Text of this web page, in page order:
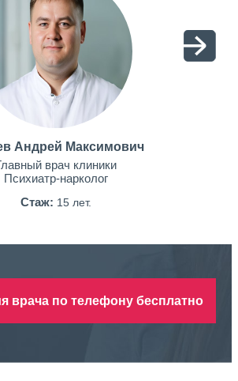
Андрей Максимович
врач клиники
Психиатр-нарколог
Стаж: 15 лет.
врача по телефону бесплатно